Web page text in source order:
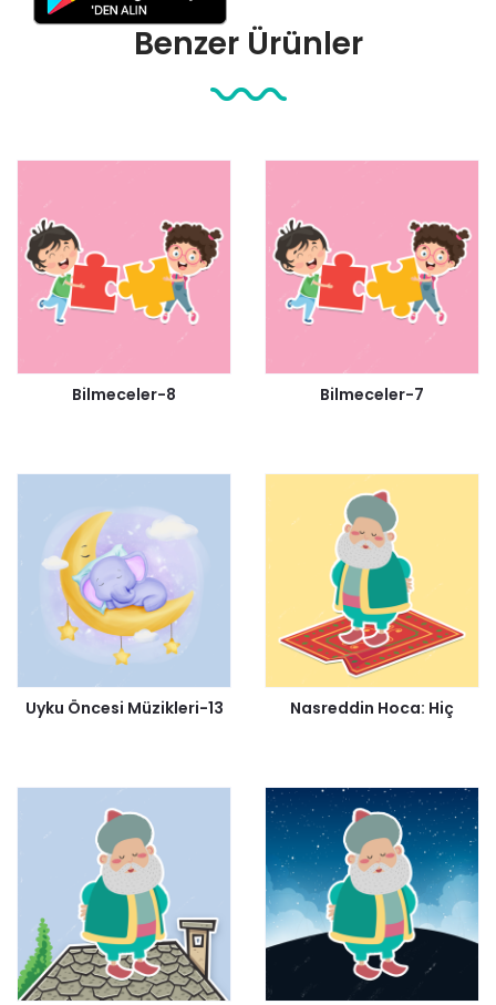
Benzer Ürünler
Bilmeceler-8 Bilmeceler-7
Uyku Öncesi Müzikleri-13 Nasreddin Hoca: Hiç